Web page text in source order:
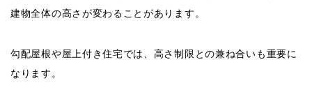
建物全体の高さが変わることがあります。
勾配屋根や屋上付き住宅では、高さ制限との兼ね合いも重要に
なります。